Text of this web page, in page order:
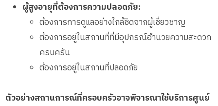
ผู้สูงอายุที่ต้องการความปลอดภัย:
ต้องการการดูแลอย่างใกล้ชิดจากผู้เชี่ยวชาญ
ต้องการอยู่ในสถานที่ที่มีอุปกรณ์อำนวยความสะดวก
ครบครัน
ต้องการอยู่ในสถานที่ปลอดภัย
ตัวอย่างสถานการณ์ที่ครอบครัวอาจพิจารณาใช้บริการศูนย์